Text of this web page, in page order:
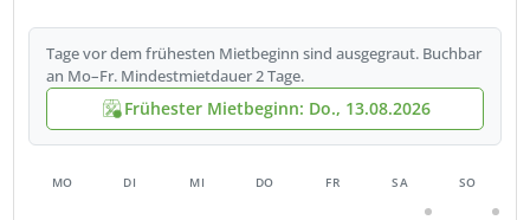
Tage vor dem frühesten Mietbeginn sind ausgegraut. Buchbar
an Mo–Fr. Mindestmietdauer 2 Tage.
Frühester Mietbeginn: Do., 13.08.2026
MO DI MI DO FR SA SO